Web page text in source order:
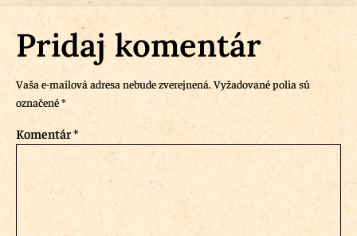
Pridaj komentár
Vaša e-mailová adresa nebude zverejnená. Vyžadované polia sú
označené*
Komentár*